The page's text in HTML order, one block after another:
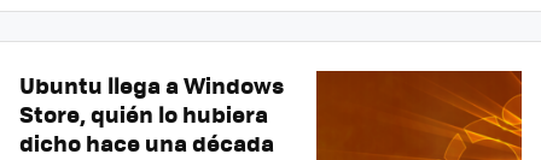
Ubuntu llega a Windows
Store, quién lo hubiera
dicho hace una década